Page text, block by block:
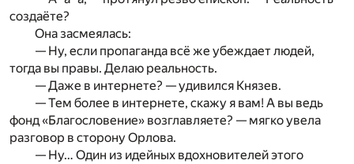
создаёте?
Она засмеялась:
— Ну, если пропаганда всё же убеждает людей,
тогда вы правы. Делаю реальность.
— Даже в интернете? — удивился Князев.
— Тем более в интернете, скажу я вам! А вы ведь
фонд «Благословение» возглавляете? — мягко увела
разговор в сторону Орлова.
— Ну… Один из идейных вдохновителей этого